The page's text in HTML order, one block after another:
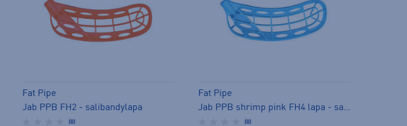
Fat Pipe
Jab PPB FH2 - salibandylapa
(0)
Fat Pipe
Jab PPB shrimp pink FH4 lapa - salibandylapa
(0)